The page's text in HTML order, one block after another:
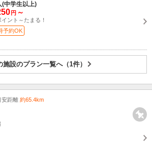
(中学生以上)
円 ～
イント～たまる！
予約OK
施設のプラン一覧へ（1件）
安距離 約65.4km